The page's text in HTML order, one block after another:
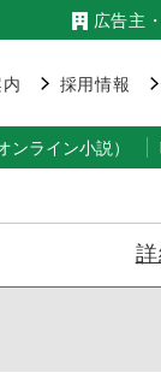
広告主
採用情報
ンライン小説）